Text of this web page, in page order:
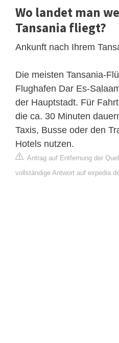
Wo landet man
Tansania fliegt?
Ankunft nach Ihrem
Die meisten Tansania-
Flughafen Dar Es-
der Hauptstadt. Für
die ca. 30 Minuten
Taxis, Busse oder den
Hotels nutzen.
Antrag auf Entfernung der
vollständige Antwort auf